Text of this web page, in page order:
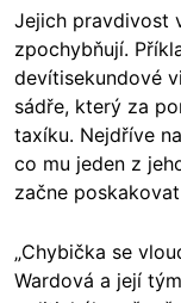
Jejich pravdivost
zpochybňují.
devítisekundové
sádře, který za
taxíku. Nejdříve
co mu jeden z
začne
„Chybička se
Wardová a její